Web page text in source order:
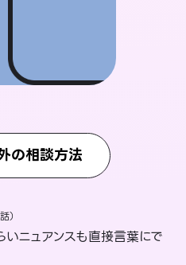
の相談方法
）
いニュアンスも直接言葉にで